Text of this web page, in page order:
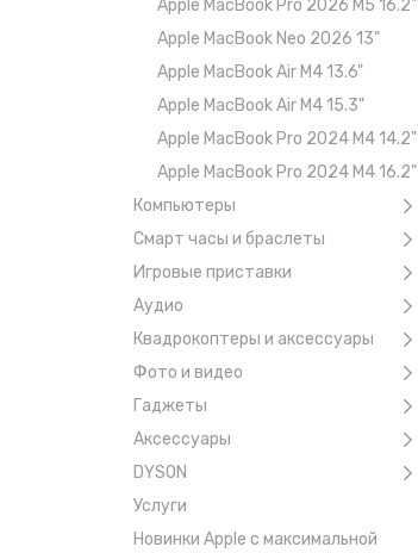
Apple MacBook Pro 2026 M5 16.2"
Apple MacBook Neo 2026 13"
Apple MacBook Air M4 13.6"
Apple MacBook Air M4 15.3"
Apple MacBook Pro 2024 M4 14.2"
Apple MacBook Pro 2024 M4 16.2"
Компьютеры
Смарт часы и браслеты
Игровые приставки
Аудио
Квадрокоптеры и аксессуары
Фото и видео
Гаджеты
Аксессуары
DYSON
Услуги
Новинки Apple с максимальной